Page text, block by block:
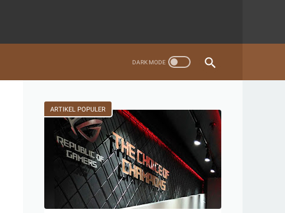
ARTIKEL POPULER